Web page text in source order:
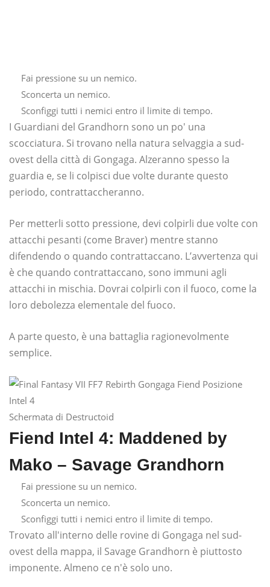
Fai pressione su un nemico.
Sconcerta un nemico.
Sconfiggi tutti i nemici entro il limite di tempo.
I Guardiani del Grandhorn sono un po' una
scocciatura. Si trovano nella natura selvaggia a sud-
ovest della città di Gongaga. Alzeranno spesso la
guardia e, se li colpisci due volte durante questo
periodo, contrattaccheranno.
Per metterli sotto pressione, devi colpirli due volte con
attacchi pesanti (come Braver) mentre stanno
difendendo o quando contrattaccano. L’avvertenza qui
è che quando contrattaccano, sono immuni agli
attacchi in mischia. Dovrai colpirli con il fuoco, come la
loro debolezza elementale del fuoco.
A parte questo, è una battaglia ragionevolmente
semplice.
Schermata di Destructoid
Fiend Intel 4: Maddened by
Mako – Savage Grandhorn
Fai pressione su un nemico.
Sconcerta un nemico.
Sconfiggi tutti i nemici entro il limite di tempo.
Trovato all'interno delle rovine di Gongaga nel sud-
ovest della mappa, il Savage Grandhorn è piuttosto
imponente. Almeno ce n'è solo uno.